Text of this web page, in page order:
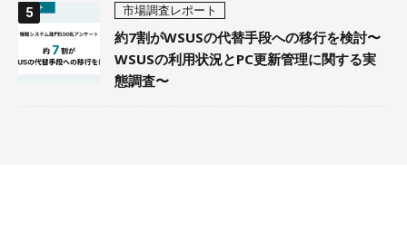
市場調査レポート
約7割がWSUSの代替手段への移行を検討〜
WSUSの利用状況とPC更新管理に関する実
態調査〜